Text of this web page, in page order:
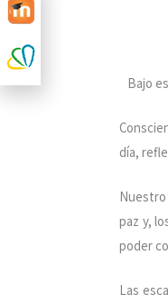
Bajo
día,
paz y,
poder
Las